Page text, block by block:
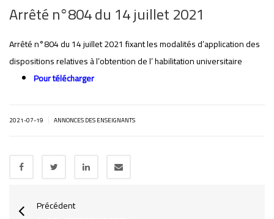
Arrêté n°804 du 14 juillet 2021
Arrêté n°804 du 14 juillet 2021 fixant les modalités d’application des
dispositions relatives à l’obtention de l’ habilitation universitaire
Pour télécharger
2021-07-19 ANNONCES DES ENSEIGNANTS
Précédent